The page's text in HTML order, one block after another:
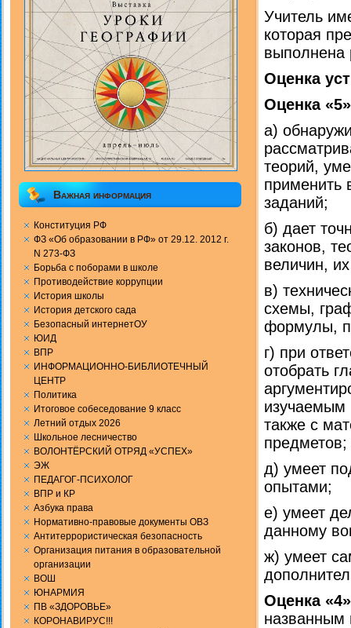
Важная информация
Конституция РФ
ФЗ «Об образовании в РФ» от 29.12. 2012 г.
N 273-ФЗ
Борьба с поборами в школе
Противодействие коррупции
История школы
История детского сада
Безопасный интернетОУ
ЮИД
ВПР
ИНФОРМАЦИОННО-БИБЛИОТЕЧНЫЙ
ЦЕНТР
Политика
Итоговое собеседование 9 класс
Летний отдых 2026
Школьное лесничество
ВОЛОНТЁРСКИЙ ОТРЯД «УСПЕХ»
ЭЖ
ПЕДАГОГ-ПСИХОЛОГ
ВПР и КР
Aзбука права
Нормативно-правовые документы ОВЗ
Антитеррористическая безопасность
Организация питания в образовательной
организации
ВОШ
ЮНАРМИЯ
ПВ «ЗДОРОВЬЕ»
КОРОНАВИРУС!!!
Учитель
которая
выполнена
Оценка
Оценка «5»
а)
теорий,
применить
заданий;
б) дает
законов,
величин,
в)
схемы,
формулы,
г) при
отобрать
изучаемым
также с
предметов;
д) умеет
опытами;
е) умеет
данному
ж) умеет
Оценка «4»
названным